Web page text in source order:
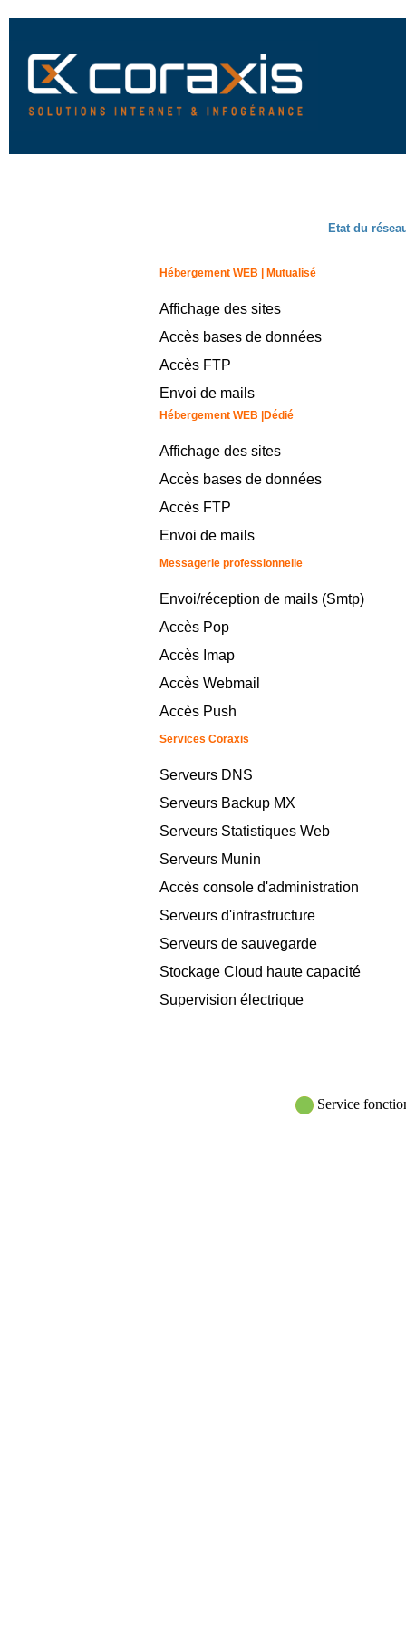
Etat du
Hébergement WEB | Mutualisé
Affichage des sites
Accès bases de données
Accès FTP
Envoi de mails
Hébergement WEB |Dédié
Affichage des sites
Accès bases de données
Accès FTP
Envoi de mails
Messagerie professionnelle
Envoi/réception de mails (Smtp)
Accès Pop
Accès Imap
Accès Webmail
Accès Push
Services Coraxis
Serveurs DNS
Serveurs Backup MX
Serveurs Statistiques Web
Serveurs Munin
Accès console d'administration
Serveurs d'infrastructure
Serveurs de sauvegarde
Stockage Cloud haute capacité
Supervision électrique
Service